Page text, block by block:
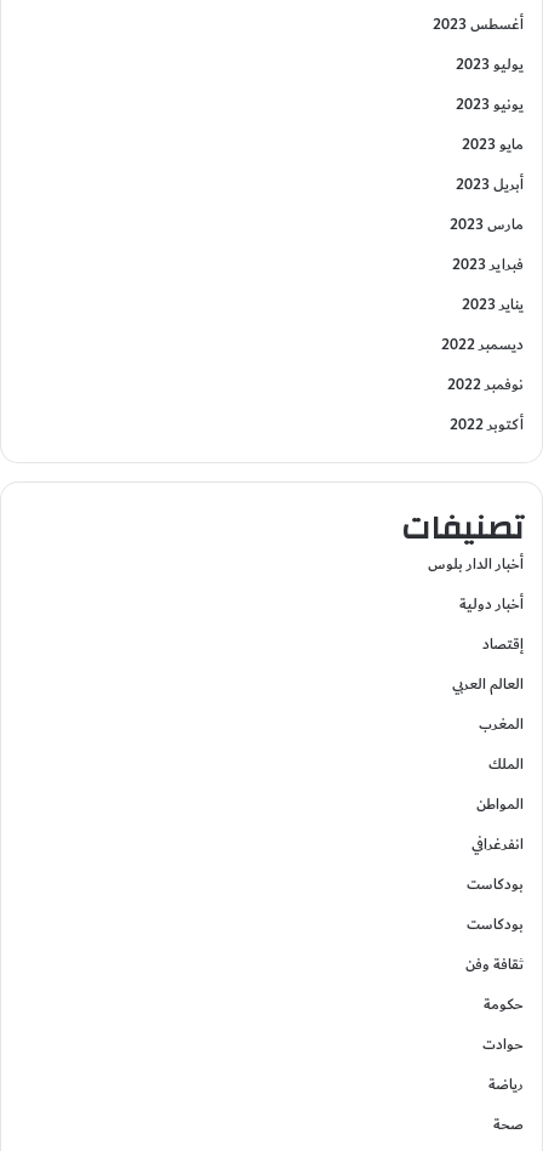
أغسطس 2023
يوليو 2023
يونيو 2023
مايو 2023
أبريل 2023
مارس 2023
فبراير 2023
يناير 2023
ديسمبر 2022
نوفمبر 2022
أكتوبر 2022
تصنيفات
أخبار الدار بلوس
أخبار دولية
إقتصاد
العالم العربي
المغرب
الملك
المواطن
انفرغرافي
بودكاست
بودكاست
ثقافة وفن
حكومة
حوادت
رياضة
صحة